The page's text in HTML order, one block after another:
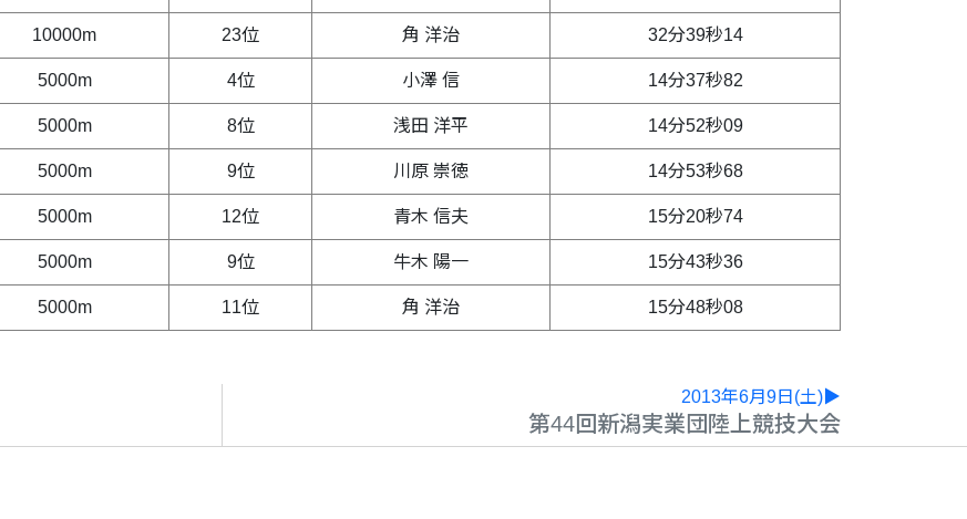
10000m 23位 角 洋治 32分39秒14
5000m 4位 小澤 信 14分37秒82
5000m 8位 浅田 洋平 14分52秒09
5000m 9位 川原 崇徳 14分53秒68
5000m 12位 青木 信夫 15分20秒74
5000m 9位 牛木 陽一 15分43秒36
5000m 11位 角 洋治 15分48秒08
2013年6月9日(土)▶
第44回新潟実業団陸上競技大会